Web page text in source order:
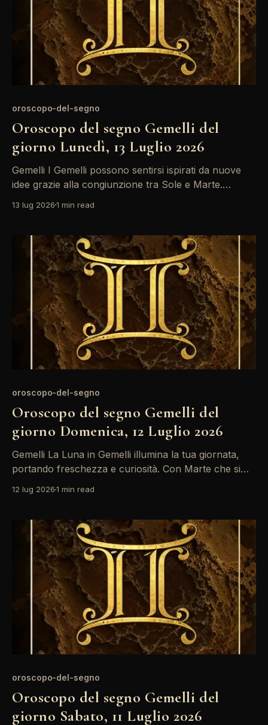
oroscopo-del-segno
Oroscopo del segno Gemelli del
giorno Lunedì, 13 Luglio 2026
Gemelli I Gemelli possono sentirsi ispirati da nuove
idee grazie alla congiunzione tra Sole e Marte.
propria creatività, specialmente nei progetti di
comunicazioni, poiché Mercurio è retrogrado e
potrebbe portare a malintesi. La giornata promette
13 lug 20261 min read
oroscopo-del-segno
Oroscopo del segno Gemelli del
giorno Domenica, 12 Luglio 2026
Gemelli La Luna in Gemelli illumina la tua giornata,
portando freschezza e curiosità. Con Marte che si
e connetterti con gli altri. Approfitta di questa energia
determinazione. Un'atmosfera vivace avvolge i
12 lug 20261 min read
oroscopo-del-segno
Oroscopo del segno Gemelli del
giorno Sabato, 11 Luglio 2026